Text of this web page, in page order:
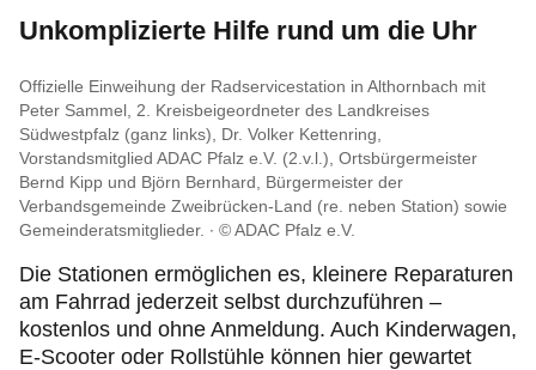
Unkomplizierte Hilfe rund um die Uhr
Offizielle Einweihung der Radservicestation in Althornbach mit
Peter Sammel, 2. Kreisbeigeordneter des Landkreises
Südwestpfalz (ganz links), Dr. Volker Kettenring,
Vorstandsmitglied ADAC Pfalz e.V. (2.v.l.), Ortsbürgermeister
Bernd Kipp und Björn Bernhard, Bürgermeister der
Verbandsgemeinde Zweibrücken-Land (re. neben Station) sowie
Gemeinderatsmitglieder.
© ADAC Pfalz e.V.
Die Stationen ermöglichen es, kleinere Reparaturen
am Fahrrad jederzeit selbst durchzuführen –
kostenlos und ohne Anmeldung. Auch Kinderwagen,
E-Scooter oder Rollstühle können hier gewartet